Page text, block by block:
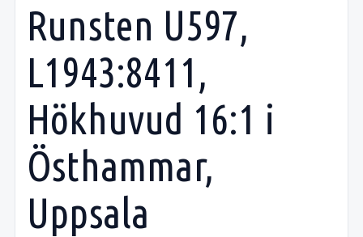
Runsten U597,
L1943:8411,
Hökhuvud 16:1 i
Östhammar,
Uppsala